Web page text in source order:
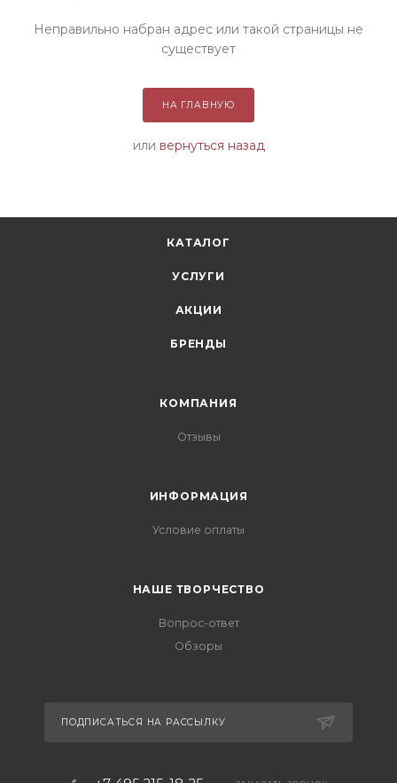
Неправильно набран адрес или такой страницы не
существует
НА ГЛАВНУЮ
или вернуться назад
КАТАЛОГ
УСЛУГИ
АКЦИИ
БРЕНДЫ
КОМПАНИЯ
Отзывы
ИНФОРМАЦИЯ
Условие оплаты
НАШЕ ТВОРЧЕСТВО
Вопрос-ответ
Обзоры
ПОДПИСАТЬСЯ НА РАССЫЛКУ